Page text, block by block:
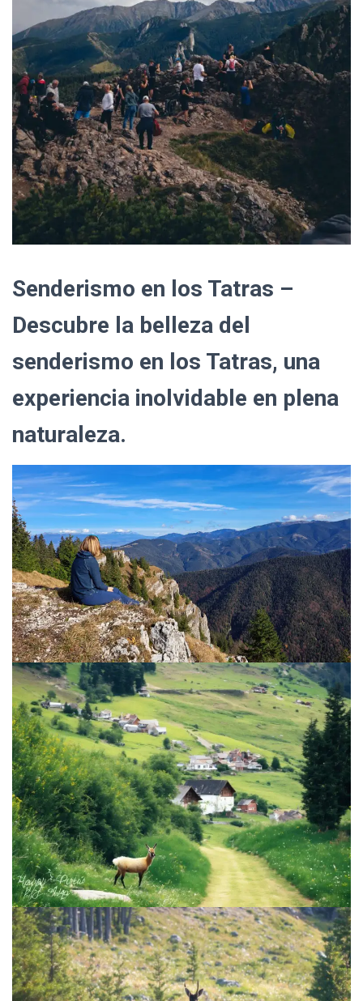
Senderismo en los Tatras –
Descubre la belleza del
senderismo en los Tatras, una
experiencia inolvidable en plena
naturaleza.